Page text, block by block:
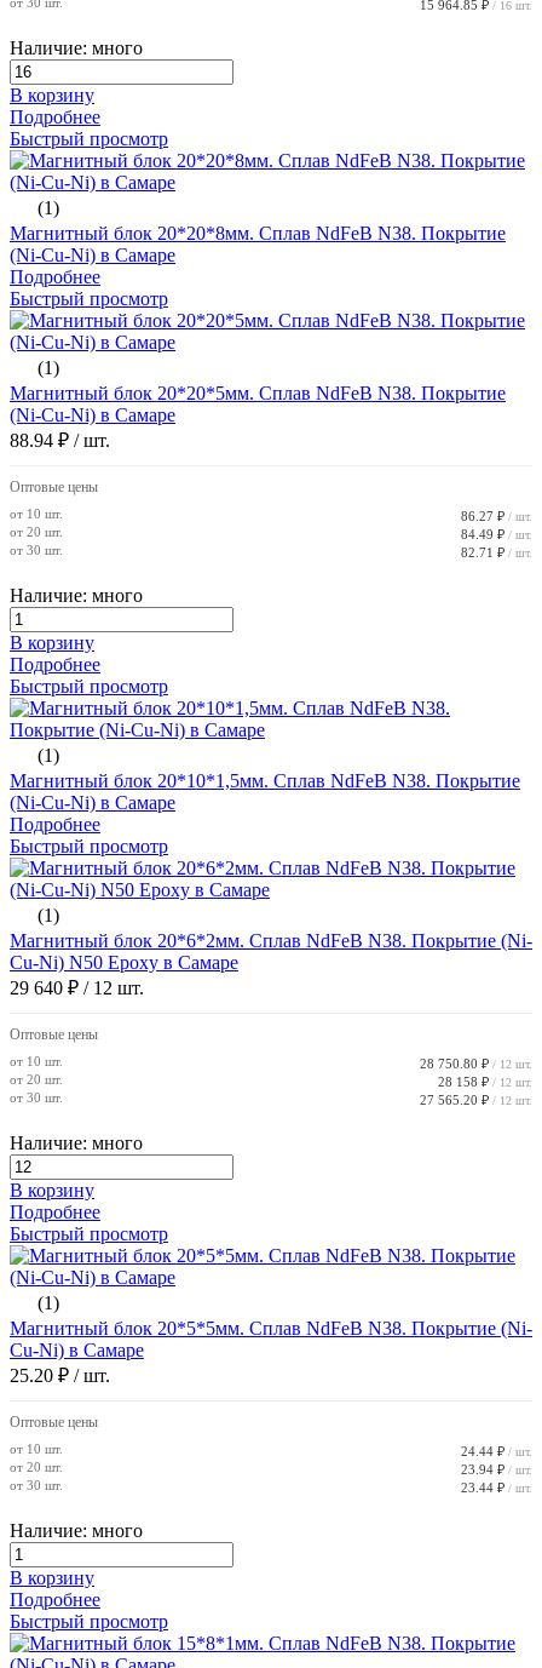
15 964.85 ₽ / 16 шт.
Наличие: много
В корзину
Подробнее
Быстрый просмотр
(1)
Магнитный блок 20*20*8мм. Сплав NdFeB N38. Покрытие
(Ni-Cu-Ni) в Самаре
Подробнее
Быстрый просмотр
(1)
Магнитный блок 20*20*5мм. Сплав NdFeB N38. Покрытие
(Ni-Cu-Ni) в Самаре
88.94 ₽ / шт.
Оптовые цены
от 10 шт. 86.27 ₽ / шт.
от 20 шт. 84.49 ₽ / шт.
от 30 шт. 82.71 ₽ / шт.
Наличие: много
В корзину
Подробнее
Быстрый просмотр
(1)
Магнитный блок 20*10*1,5мм. Сплав NdFeB N38. Покрытие
(Ni-Cu-Ni) в Самаре
Подробнее
Быстрый просмотр
(1)
Магнитный блок 20*6*2мм. Сплав NdFeB N38. Покрытие (Ni-
Cu-Ni) N50 Epoxy в Самаре
29 640 ₽ / 12 шт.
Оптовые цены
от 10 шт. 28 750.80 ₽ / 12 шт.
от 20 шт. 28 158 ₽ / 12 шт.
от 30 шт. 27 565.20 ₽ / 12 шт.
Наличие: много
В корзину
Подробнее
Быстрый просмотр
(1)
Магнитный блок 20*5*5мм. Сплав NdFeB N38. Покрытие (Ni-
Cu-Ni) в Самаре
25.20 ₽ / шт.
Оптовые цены
от 10 шт. 24.44 ₽ / шт.
от 20 шт. 23.94 ₽ / шт.
от 30 шт. 23.44 ₽ / шт.
Наличие: много
В корзину
Подробнее
Быстрый просмотр